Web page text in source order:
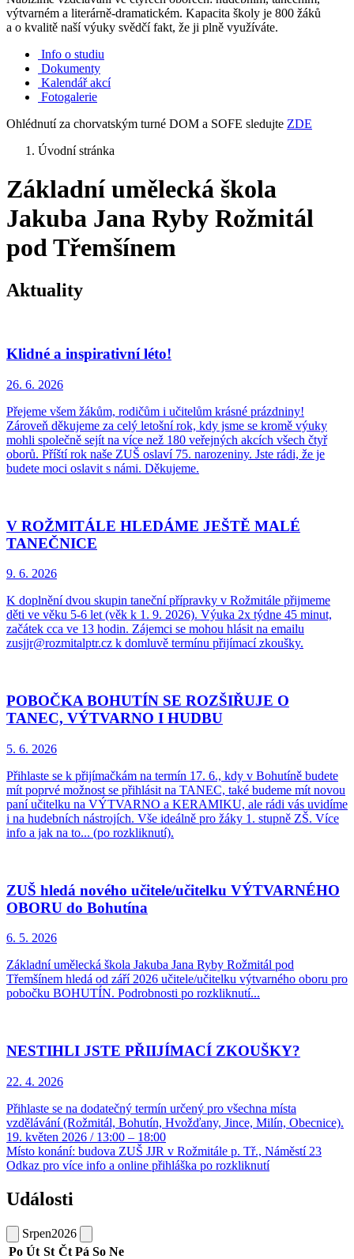
výtvarném a literárně-dramatickém. Kapacita školy je 800 žáků
a o kvalitě naší výuky svědčí fakt, že ji plně využíváte.
Info o studiu
Dokumenty
Kalendář akcí
Fotogalerie
Ohlédnutí za chorvatským turné DOM a SOFE sledujte ZDE
Úvodní stránka
Základní umělecká škola
Jakuba Jana Ryby Rožmitál
pod Třemšínem
Aktuality
Klidné a inspirativní léto!
26. 6. 2026
Přejeme všem žákům, rodičům i učitelům krásné prázdniny!
Zároveň děkujeme za celý letošní rok, kdy jsme se kromě výuky
mohli společně sejít na více než 180 veřejných akcích všech čtyř
oborů. Příští rok naše ZUŠ oslaví 75. narozeniny. Jste rádi, že je
budete moci oslavit s námi. Děkujeme.
V ROŽMITÁLE HLEDÁME JEŠTĚ MALÉ
TANEČNICE
9. 6. 2026
K doplnění dvou skupin taneční přípravky v Rožmitále přijmeme
děti ve věku 5-6 let (věk k 1. 9. 2026). Výuka 2x týdne 45 minut,
začátek cca ve 13 hodin. Zájemci se mohou hlásit na emailu
zusjjr@rozmitalptr.cz k domluvě termínu přijímací zkoušky.
POBOČKA BOHUTÍN SE ROZŠIŘUJE O
TANEC, VÝTVARNO I HUDBU
5. 6. 2026
Přihlaste se k přijímačkám na termín 17. 6., kdy v Bohutíně budete
mít poprvé možnost se přihlásit na TANEC, také budeme mít novou
paní učitelku na VÝTVARNO a KERAMIKU, ale rádi vás uvidíme
i na hudebních nástrojích. Vše ideálně pro žáky 1. stupně ZŠ. Více
info a jak na to... (po rozkliknutí).
ZUŠ hledá nového učitele/učitelku VÝTVARNÉHO
OBORU do Bohutína
6. 5. 2026
Základní umělecká škola Jakuba Jana Ryby Rožmitál pod
Třemšínem hledá od září 2026 učitele/učitelku výtvarného oboru pro
pobočku BOHUTÍN. Podrobnosti po rozkliknutí...
NESTIHLI JSTE PŘIIJÍMACÍ ZKOUŠKY?
22. 4. 2026
Přihlaste se na dodatečný termín určený pro všechna místa
vzdělávání (Rožmitál, Bohutín, Hvožďany, Jince, Milín, Obecnice).
19. květen 2026 / 13:00 – 18:00
Místo konání: budova ZUŠ JJR v Rožmitále p. Tř., Náměstí 23
Odkaz pro více info a online přihláška po rozkliknutí
Události
Srpen2026
Po Út St Čt Pá So Ne